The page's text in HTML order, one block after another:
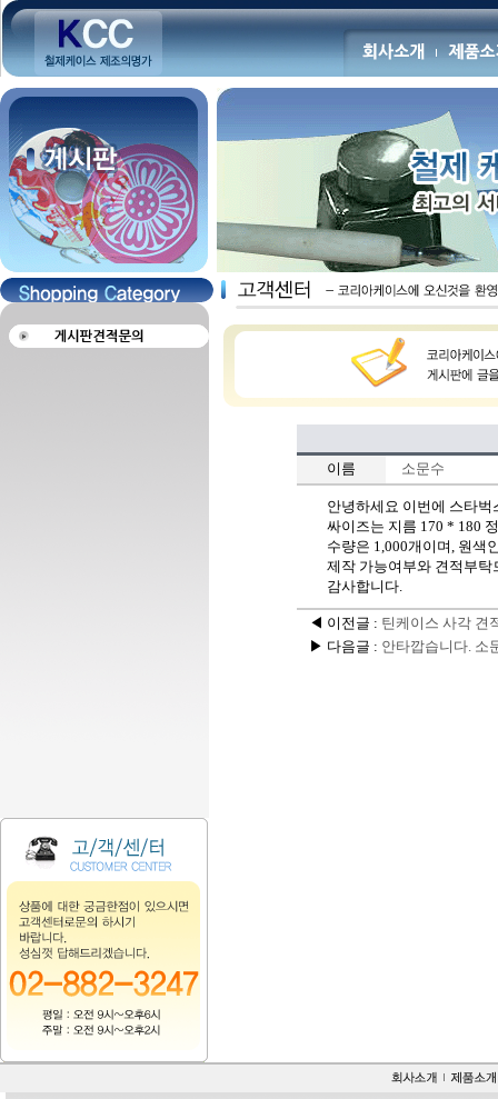
이름 소문수
안녕하세요 이번에 스타
싸이즈는 지름 170 * 180
수량은 1,000개이며, 원색
제작 가능여부와 견적부탁
감사합니다.
◀ 이전글 : 틴케이스 사각 견
▶ 다음글 : 안타깝습니다. 소